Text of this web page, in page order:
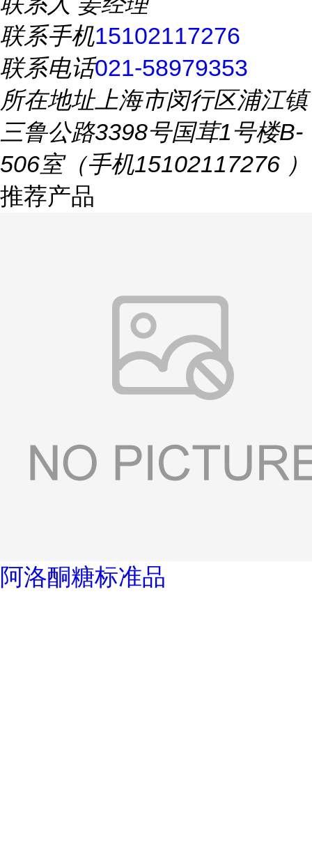
联系手机15102117276
联系电话021-58979353
所在地址上海市闵行区浦江镇
三鲁公路3398号国茸1号楼B-
506室（手机15102117276 ）
推荐产品
阿洛酮糖标准品